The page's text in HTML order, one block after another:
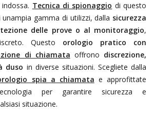
Tecnica di spionaggio di questo
gamma di utilizzi, dalla sicurezza
delle prove o al monitoraggio,
Questo orologio pratico con
di chiamata offrono discrezione,
duso in diverse situazioni. Scegliete dalla
spia a chiamata e approfittate
per garantire sicurezza e
situazione.